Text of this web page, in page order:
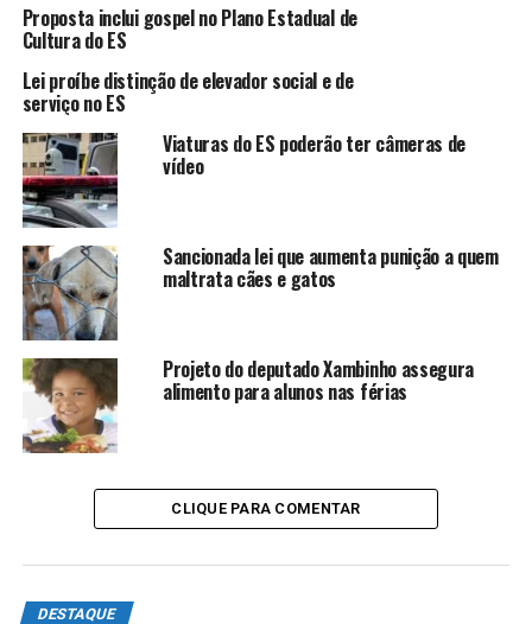
Ele ressalta que o uso do cigarro não combina com esses
ambientes para momentos saudáveis, como promoção
da saúde, entretenimento e confraternização em
família. “Os parques públicos municipais são bastante
frequentados por crianças de todas as idades. E não
queremos que elas assistam a esses exemplos,
transmitindo para as nossas famílias e futuras gerações,
pois sabemos sobre os malefícios que o fumo pode
causar”, diz.
Wanderson Marinho (PSC) acrescenta ainda que, entre
incêndios, dependendo dos locais.
Proposta inclui gospel no Plano Estadual de
Cultura do ES
Lei proíbe distinção de elevador social e de
serviço no ES
Viaturas do ES poderão ter câmeras de
vídeo
Sancionada lei que aumenta punição a quem
maltrata cães e gatos
Projeto do deputado Xambinho assegura
alimento para alunos nas férias
CLIQUE PARA COMENTAR
DESTAQUE